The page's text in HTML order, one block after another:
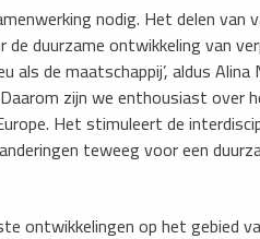
nodig. Het delen van
duurzame ontwikkeling van
de maatschappij’, aldus
zijn we enthousiast over
Het stimuleert de
teweeg voor een
ontwikkelingen op het gebied